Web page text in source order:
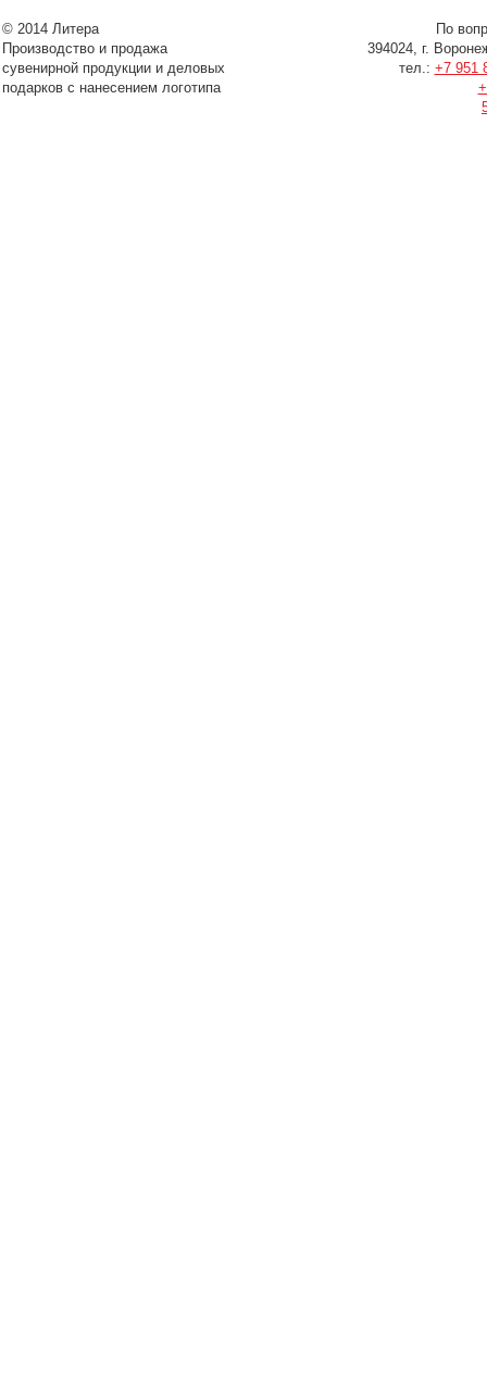
© 2014 Литера
Производство и продажа
сувенирной продукции и деловых
подарков с нанесением логотипа
По
394024, г.
тел.: +7 951